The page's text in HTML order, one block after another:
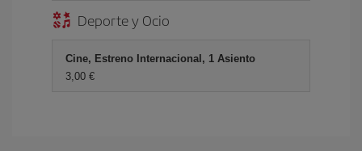
Deporte y Ocio
Cine, Estreno Internacional, 1 Asiento
3,00 €